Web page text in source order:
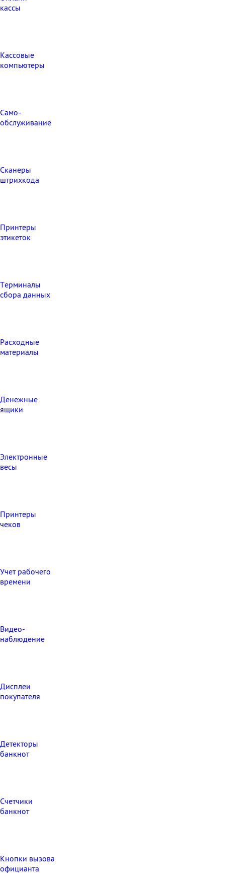
кассы
Кассовые
компьютеры
Само-
обслуживание
Сканеры
штрихкода
Принтеры
этикеток
Терминалы
сбора данных
Расходные
материалы
Денежные
ящики
Электронные
весы
Принтеры
чеков
Учет рабочего
времени
Видео‑
наблюдение
Дисплеи
покупателя
Детекторы
банкнот
Счетчики
банкнот
Кнопки вызова
официанта